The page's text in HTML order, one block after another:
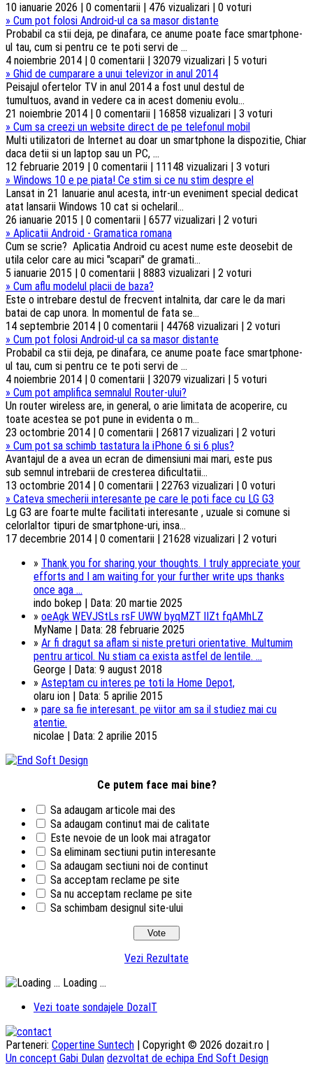
10 ianuarie 2026 | 0 comentarii | 476 vizualizari | 0 voturi
» Cum pot folosi Android-ul ca sa masor distante
Probabil ca stii deja, pe dinafara, ce anume poate face smartphone-
ul tau, cum si pentru ce te poti servi de ...
4 noiembrie 2014 | 0 comentarii | 32079 vizualizari | 5 voturi
» Ghid de cumparare a unui televizor in anul 2014
Peisajul ofertelor TV in anul 2014 a fost unul destul de
tumultuos, avand in vedere ca in acest domeniu evolu...
21 noiembrie 2014 | 0 comentarii | 16858 vizualizari | 3 voturi
» Cum sa creezi un website direct de pe telefonul mobil
Multi utilizatori de Internet au doar un smartphone la dispozitie, Chiar
daca detii si un laptop sau un PC, ...
12 februarie 2019 | 0 comentarii | 11148 vizualizari | 3 voturi
» Windows 10 e pe piata! Ce stim si ce nu stim despre el
Lansat in 21 Ianuarie anul acesta, intr-un eveniment special dedicat
atat lansarii Windows 10 cat si ochelaril...
26 ianuarie 2015 | 0 comentarii | 6577 vizualizari | 2 voturi
» Aplicatii Android - Gramatica romana
Cum se scrie? Aplicatia Android cu acest nume este deosebit de
utila celor care au mici "scapari" de gramati...
5 ianuarie 2015 | 0 comentarii | 8883 vizualizari | 2 voturi
» Cum aflu modelul placii de baza?
Este o intrebare destul de frecvent intalnita, dar care le da mari
batai de cap unora. In momentul de fata se...
14 septembrie 2014 | 0 comentarii | 44768 vizualizari | 2 voturi
» Cum pot folosi Android-ul ca sa masor distante
Probabil ca stii deja, pe dinafara, ce anume poate face smartphone-
ul tau, cum si pentru ce te poti servi de ...
4 noiembrie 2014 | 0 comentarii | 32079 vizualizari | 5 voturi
» Cum pot amplifica semnalul Router-ului?
Un router wireless are, in general, o arie limitata de acoperire, cu
toate acestea se pot pune in evidenta o m...
23 octombrie 2014 | 0 comentarii | 26817 vizualizari | 2 voturi
» Cum pot sa schimb tastatura la iPhone 6 si 6 plus?
Avantajul de a avea un ecran de dimensiuni mai mari, este pus
sub semnul intrebarii de cresterea dificultatii...
13 octombrie 2014 | 0 comentarii | 22763 vizualizari | 0 voturi
» Cateva smecherii interesante pe care le poti face cu LG G3
Lg G3 are foarte multe facilitati interesante , uzuale si comune si
celorlaltor tipuri de smartphone-uri, insa...
17 decembrie 2014 | 0 comentarii | 21628 vizualizari | 2 voturi
» Thank you for sharing your thoughts. I truly appreciate your
efforts and I am waiting for your further write ups thanks
once aga ...
indo bokep | Data: 20 martie 2025
» oeAgk WEVJStLs rsF UWW byqMZT lIZt fqAMhLZ
MyName | Data: 28 februarie 2025
» Ar fi dragut sa aflam si niste preturi orientative. Multumim
pentru articol. Nu stiam ca exista astfel de lentile. ...
George | Data: 9 august 2018
» Asteptam cu interes pe toti la Home Depot,
olaru ion | Data: 5 aprilie 2015
» pare sa fie interesant. pe viitor am sa il studiez mai cu
atentie.
nicolae | Data: 2 aprilie 2015
Ce putem face mai bine?
Sa adaugam articole mai des
Sa adaugam continut mai de calitate
Este nevoie de un look mai atragator
Sa eliminam sectiuni putin interesante
Sa adaugam sectiuni noi de continut
Sa acceptam reclame pe site
Sa nu acceptam reclame pe site
Sa schimbam designul site-ului
Vezi Rezultate
Loading ...
Vezi toate sondajele DozaIT
Parteneri: Copertine Suntech | Copyright © 2026 dozait.ro |
Un concept Gabi Dulan dezvoltat de echipa End Soft Design